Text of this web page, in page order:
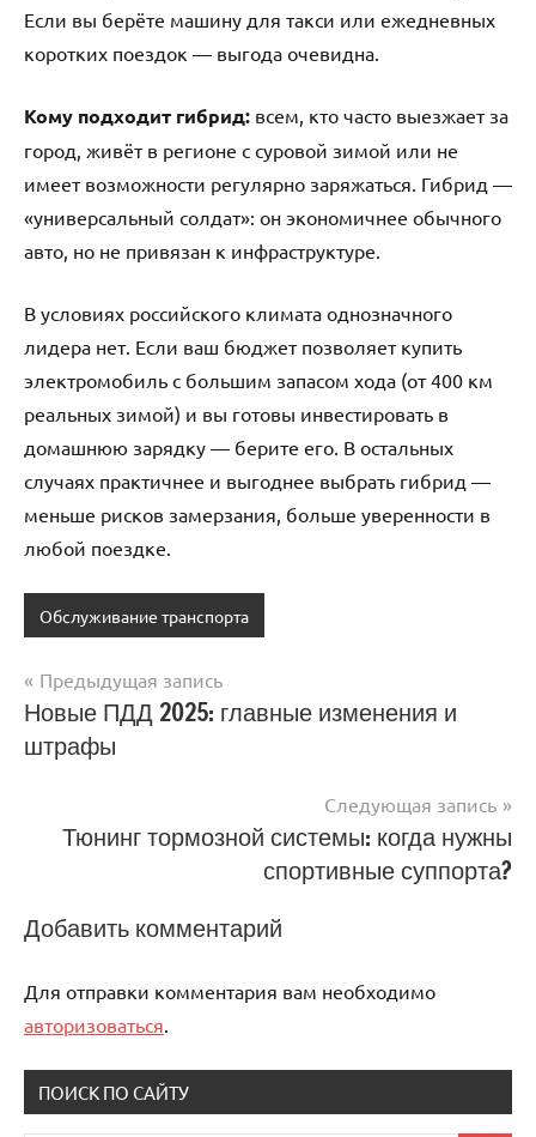
Если вы берёте машину для такси или ежедневных
коротких поездок — выгода очевидна.
Кому подходит гибрид: всем, кто часто выезжает за
город, живёт в регионе с суровой зимой или не
имеет возможности регулярно заряжаться. Гибрид —
«универсальный солдат»: он экономичнее обычного
авто, но не привязан к инфраструктуре.
В условиях российского климата однозначного
лидера нет. Если ваш бюджет позволяет купить
электромобиль с большим запасом хода (от 400 км
реальных зимой) и вы готовы инвестировать в
домашнюю зарядку — берите его. В остальных
случаях практичнее и выгоднее выбрать гибрид —
меньше рисков замерзания, больше уверенности в
любой поездке.
Обслуживание транспорта
Навигация
по
Предыдущая запись
Новые ПДД 2025: главные изменения и
штрафы
Следующая запись
Тюнинг тормозной системы: когда нужны
спортивные суппорта?
Добавить комментарий
Для отправки комментария вам необходимо
авторизоваться.
ПОИСК ПО САЙТУ